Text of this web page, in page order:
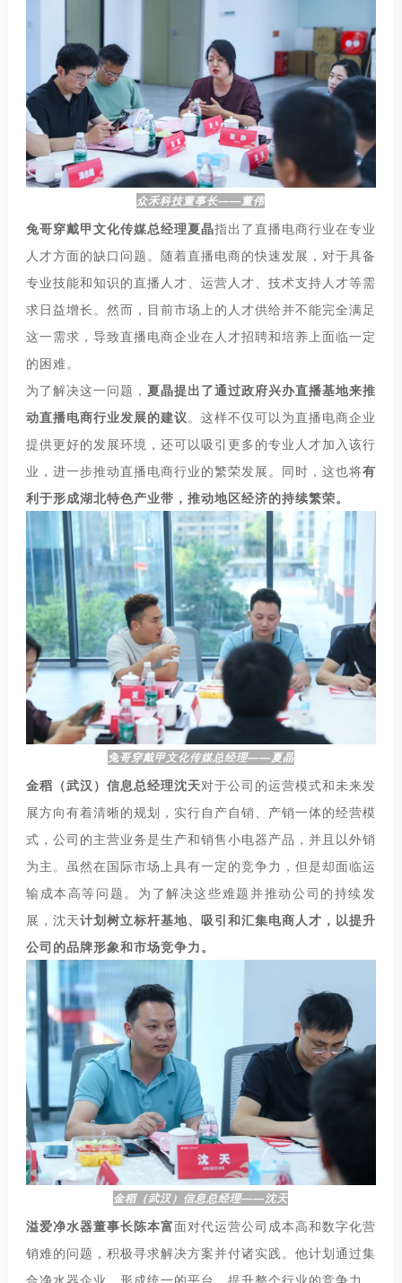
众禾科技董事长——董伟
兔哥穿戴甲文化传媒总经理夏晶指出了直播电商行业在专业
人才方面的缺口问题。随着直播电商的快速发展，对于具备
专业技能和知识的直播人才、运营人才、技术支持人才等需
求日益增长。然而，目前市场上的人才供给并不能完全满足
这一需求，导致直播电商企业在人才招聘和培养上面临一定
的困难。
为了解决这一问题， 夏晶提出了通过政府兴办直播基地来推
动直播电商行业发展的建议。这样不仅可以为直播电商企业
提供更好的发展环境，还可以吸引更多的专业人才加入该行
业，进一步推动直播电商行业的繁荣发展。同时，这也将有
利于形成湖北特色产业带，推动地区经济的持续繁荣。
兔哥穿戴甲文化传媒总经理——夏晶
金稻（武汉）信息总经理沈天对于公司的运营模式和未来发
展方向有着清晰的规划，实行自产自销、产销一体的经营模
式，公司的主营业务是生产和销售小电器产品，并且以外销
为主。虽然在国际市场上具有一定的竞争力，但是却面临运
输成本高等问题。为了解决这些难题并推动公司的持续发
展，沈天计划树立标杆基地、吸引和汇集电商人才，以提升
公司的品牌形象和市场竞争力。
金稻（武汉）信息总经理——沈天
溢爱净水器董事长陈本富面对代运营公司成本高和数字化营
销难的问题，积极寻求解决方案并付诸实践。他计划通过集